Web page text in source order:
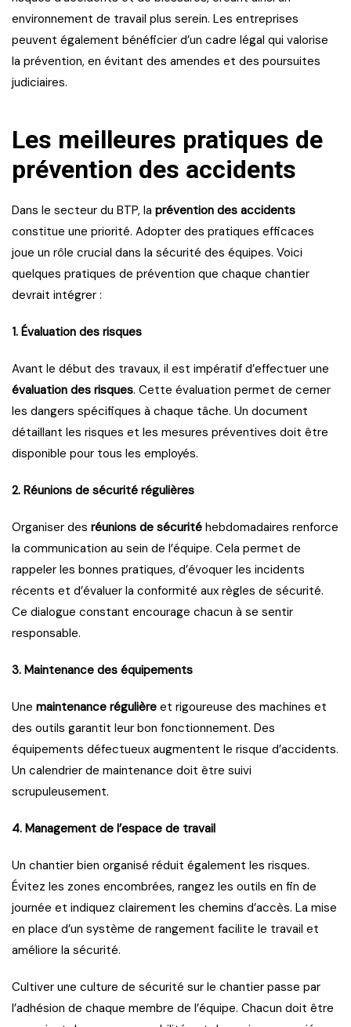
environnement de travail plus serein. Les entreprises
peuvent également bénéficier d’un cadre légal qui valorise
la prévention, en évitant des amendes et des poursuites
judiciaires.
Les meilleures pratiques de
prévention des accidents
Dans le secteur du BTP, la prévention des accidents
constitue une priorité. Adopter des pratiques efficaces
joue un rôle crucial dans la sécurité des équipes. Voici
quelques pratiques de prévention que chaque chantier
devrait intégrer :
1. Évaluation des risques
Avant le début des travaux, il est impératif d’effectuer une
évaluation des risques. Cette évaluation permet de cerner
les dangers spécifiques à chaque tâche. Un document
détaillant les risques et les mesures préventives doit être
disponible pour tous les employés.
2. Réunions de sécurité régulières
Organiser des réunions de sécurité hebdomadaires renforce
la communication au sein de l’équipe. Cela permet de
rappeler les bonnes pratiques, d’évoquer les incidents
récents et d’évaluer la conformité aux règles de sécurité.
Ce dialogue constant encourage chacun à se sentir
responsable.
3. Maintenance des équipements
Une maintenance régulière et rigoureuse des machines et
des outils garantit leur bon fonctionnement. Des
équipements défectueux augmentent le risque d’accidents.
Un calendrier de maintenance doit être suivi
scrupuleusement.
4. Management de l’espace de travail
Un chantier bien organisé réduit également les risques.
Évitez les zones encombrées, rangez les outils en fin de
journée et indiquez clairement les chemins d’accès. La mise
en place d’un système de rangement facilite le travail et
améliore la sécurité.
Cultiver une culture de sécurité sur le chantier passe par
l’adhésion de chaque membre de l’équipe. Chacun doit être